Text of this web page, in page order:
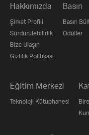
Hakkımızda
Şirket Profili
Sürdürülebilirlik
Bize Ulaşın
Gizlilik Politikası
Basın
Basın
Ödüller
Eğitim Merkezi
Teknoloji Kütüphanesi